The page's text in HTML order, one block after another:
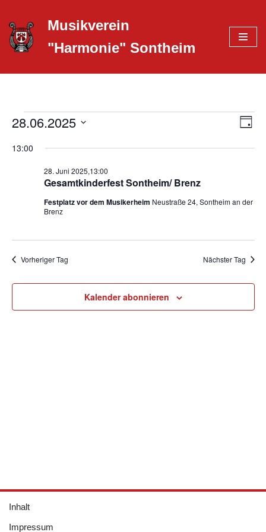
Zum
Inhalt
Musikverein
"Harmonie" Sontheim
Tag
28.06.2025
wählen.
13:00
Gesamtkinderfest Sontheim/ Brenz
28. Juni 2025,13:00
Festplatz vor dem Musikerheim Neustraße 24, Sontheim an der
Brenz
Vorheriger Tag Nächster Tag
Kalender abonnieren
Inhalt
Impressum